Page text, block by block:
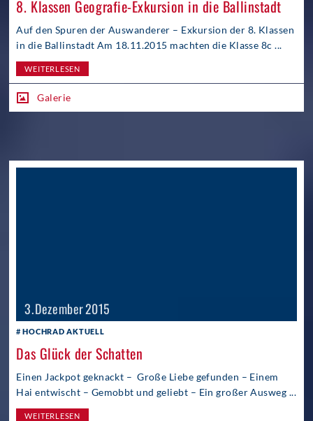
8. Klassen Geografie-Exkursion in die Ballinstadt
Auf den Spuren der Auswanderer – Exkursion der 8. Klassen
in die Ballinstadt Am 18.11.2015 machten die Klasse 8c ...
WEITERLESEN
Galerie
3. Dezember 2015
HOCHRAD AKTUELL
Das Glück der Schatten
Einen Jackpot geknackt – Große Liebe gefunden – Einem
Hai entwischt – Gemobbt und geliebt – Ein großer Ausweg ...
WEITERLESEN